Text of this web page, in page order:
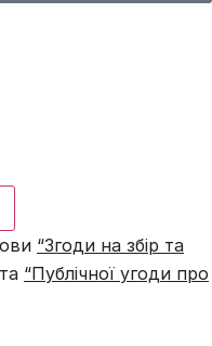
“Згоди на збір та
та “Публічної угоди про